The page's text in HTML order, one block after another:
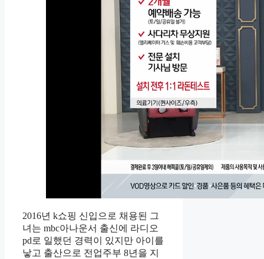
2016년 k쇼핑 신입으로 채용된 그
녀는 mbc아나운서 출신에 라디오
pd로 일했던 경력이 있지만 아이를
낳고 출산으로 전업주부 8년을 지